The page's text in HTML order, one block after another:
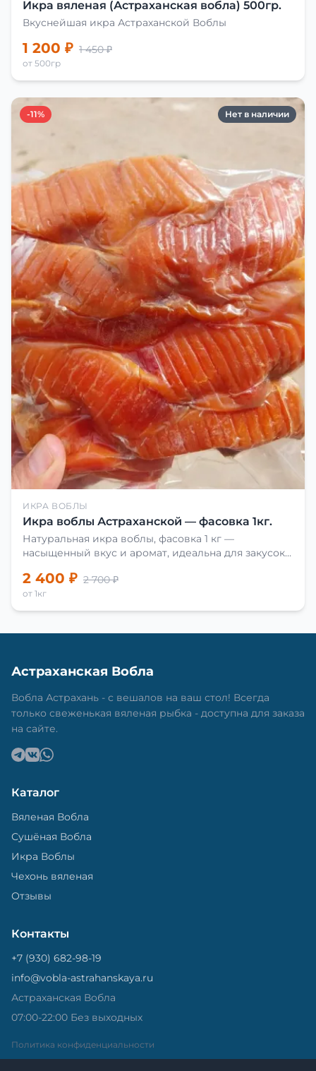
Икра вяленая (Астраханская вобла) 500гр.
Вкуснейшая икра Астраханской Воблы
1 200 ₽ 1 450 ₽
от 500гр
-11% Нет в наличии
ИКРА ВОБЛЫ
Икра воблы Астраханской — фасовка 1кг.
Натуральная икра воблы, фасовка 1 кг —
насыщенный вкус и аромат, идеальна для закусок
2 400 ₽ 2 700 ₽
от 1кг
Астраханская Вобла
Вобла Астрахань - с вешалов на ваш стол! Всегда
только свеженькая вяленая рыбка - доступна для заказа
на сайте.
Каталог
Вяленая Вобла
Сушёная Вобла
Икра Воблы
Чехонь вяленая
Отзывы
Контакты
+7 (930) 682-98-19
info@vobla-astrahanskaya.ru
Астраханская Вобла
07:00-22:00 Без выходных
Политика конфиденциальности